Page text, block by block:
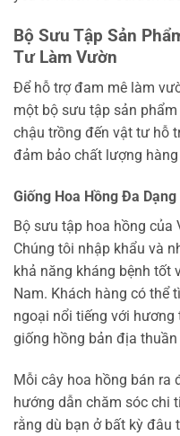
Bộ Sưu Tập Sản
Tư Làm Vườn
Để hỗ trợ đam mê làm
một bộ sưu tập sản
chậu trồng đến vật tư hỗ
đảm bảo chất lượng
Giống Hoa Hồng Đa
Bộ sưu tập hoa hồng của
Chúng tôi nhập khẩu và
khả năng kháng bệnh tốt
Nam. Khách hàng có thể
ngoại nổi tiếng với
giống hồng bản địa thuần
Mỗi cây hoa hồng bán ra
hướng dẫn chăm sóc chi
rằng dù bạn ở bất kỳ đâu